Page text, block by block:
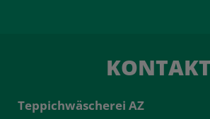
KONTAKT
Teppichwäscherei AZ